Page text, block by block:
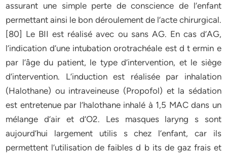
assurant une simple perte de conscience de l’enfant
permettant ainsi le bon déroulement de l’acte chirurgical.
[80] Le BII est réalisé avec ou sans AG. En cas d’AG,
l’indication d’une intubation orotrachéale est d t ermin e
par l’âge du patient, le type d’intervention, et le siège
d’intervention. L’induction est réalisée par inhalation
(Halothane) ou intraveineuse (Propofol) et la sédation
est entretenue par l’halothane inhalé à 1,5 MAC dans un
mélange d’air et d’O2. Les masques laryng s sont
aujourd’hui largement utilis s chez l’enfant, car ils
permettent l’utilisation de faibles d b its de gaz frais et